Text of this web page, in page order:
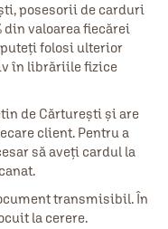
posesorii de carduri
din valoarea fiecărei
folosi ulterior
în librăriile fizice
de Cărturești și are
client. Pentru a
să aveți cardul la
transmisibil. În
la cerere.